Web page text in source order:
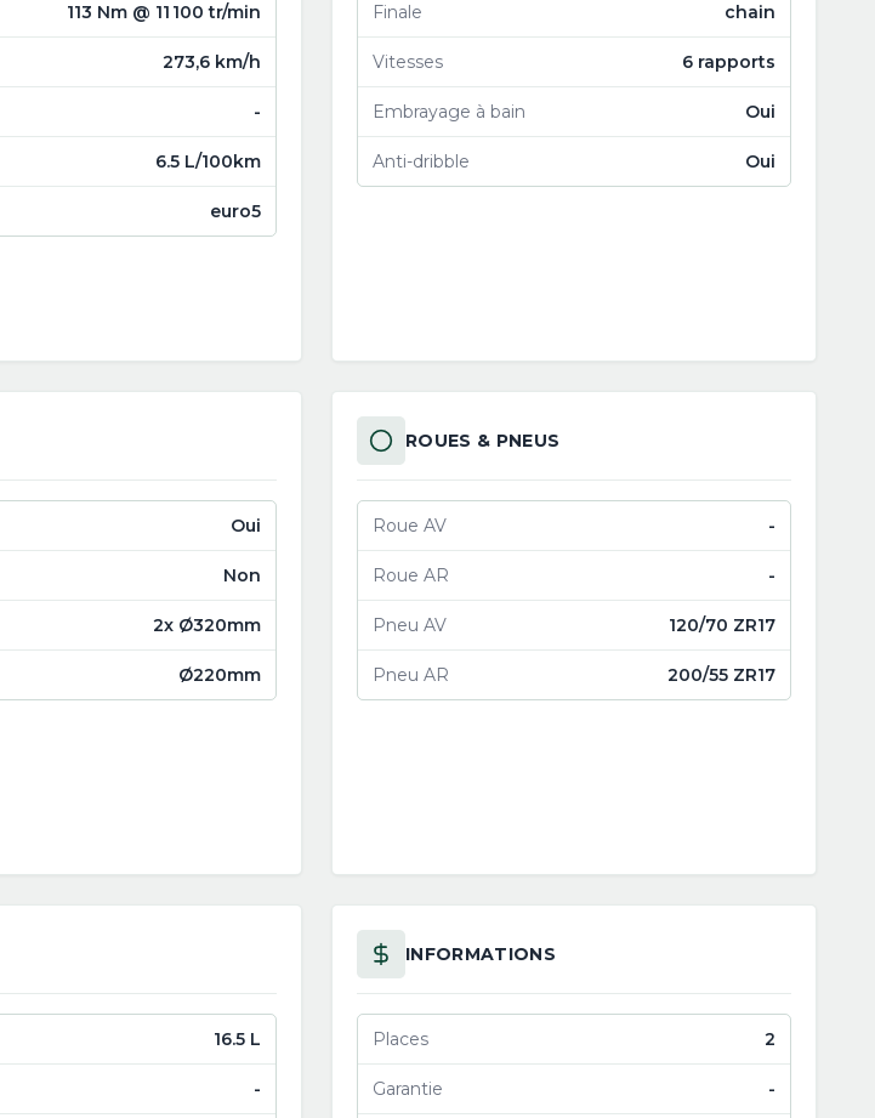
113 Nm @ 11 100 tr/min
273,6 km/h
-
6.5 L/100km
euro5
Finale chain
Vitesses 6 rapports
Embrayage à bain Oui
Anti-dribble Oui
Oui
Non
2x Ø320mm
Ø220mm
ROUES & PNEUS
Roue AV -
Roue AR -
Pneu AV 120/70 ZR17
Pneu AR 200/55 ZR17
16.5 L
-
INFORMATIONS
Places 2
Garantie -